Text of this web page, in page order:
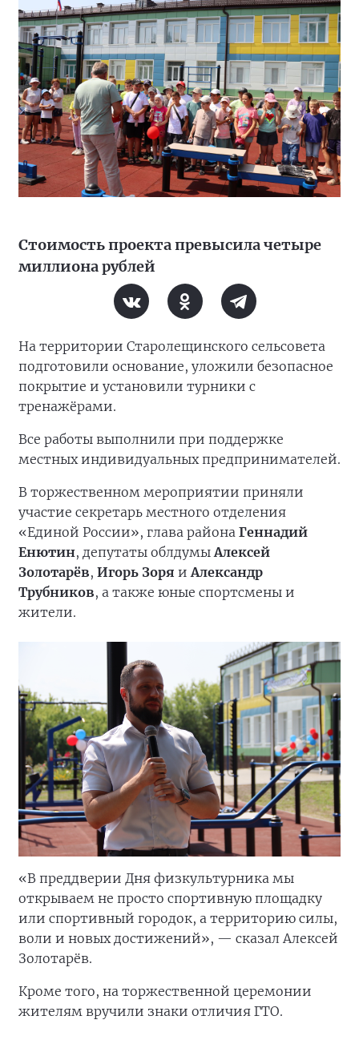
Стоимость проекта превысила четыре
миллиона рублей
На территории Старолещинского сельсовета
подготовили основание, уложили безопасное
покрытие и установили турники с
тренажёрами.
Все работы выполнили при поддержке
местных индивидуальных предпринимателей.
В торжественном мероприятии приняли
участие секретарь местного отделения
«Единой России», глава района Геннадий
Енютин, депутаты облдумы Алексей
Золотарёв, Игорь Зоря и Александр
Трубников, а также юные спортсмены и
жители.
«В преддверии Дня физкультурника мы
открываем не просто спортивную площадку
или спортивный городок, а территорию силы,
воли и новых достижений», — сказал Алексей
Золотарёв.
Кроме того, на торжественной церемонии
жителям вручили знаки отличия ГТО.